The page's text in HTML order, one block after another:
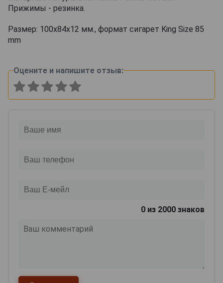
Прижимы - резинка.
Размер: 100х84х12 мм., формат сигарет King Size 85
mm
Оцените и напишите отзыв:
0 из 2000 знаков